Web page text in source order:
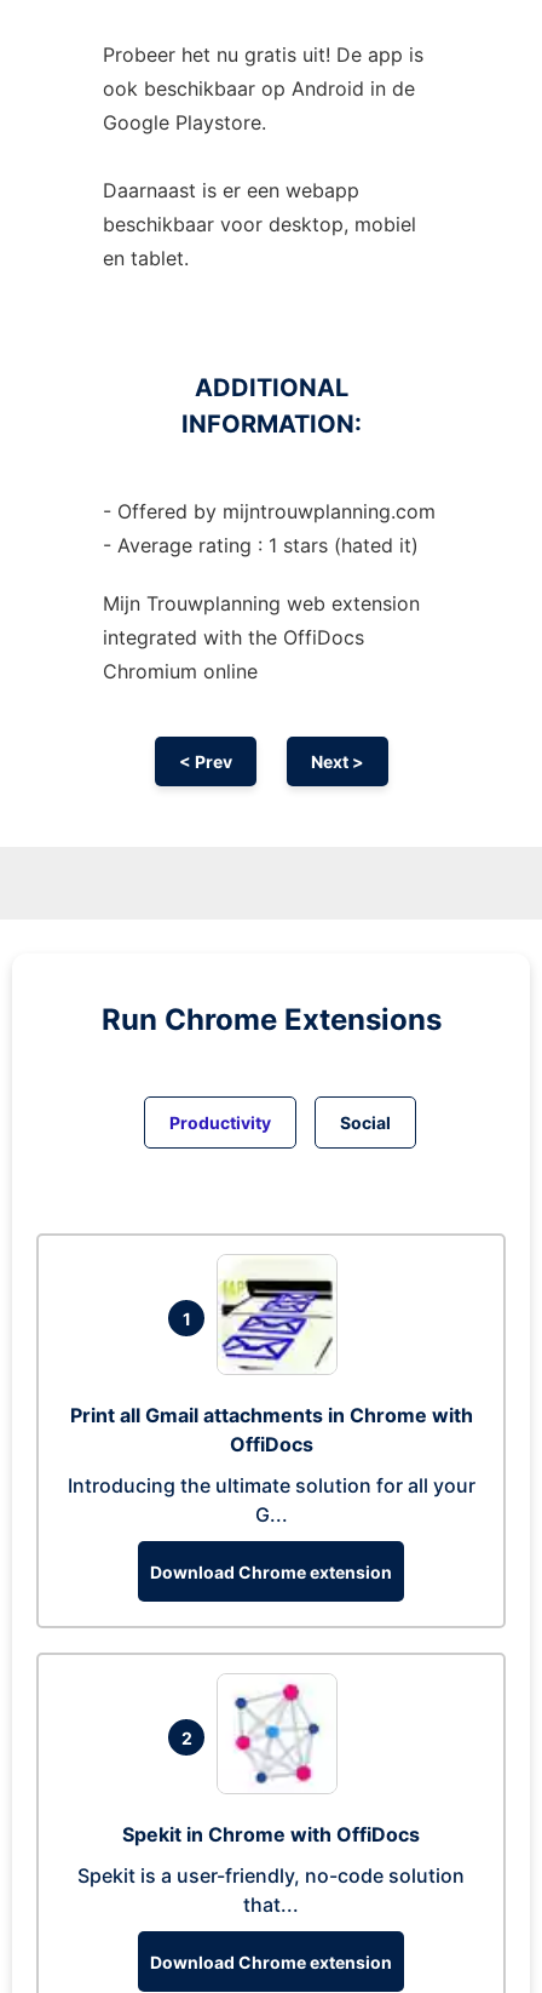
Probeer het nu gratis uit! De app is
ook beschikbaar op Android in de
Google Playstore.
Daarnaast is er een webapp
beschikbaar voor desktop, mobiel
en tablet.
ADDITIONAL
INFORMATION:
- Offered by mijntrouwplanning.com
- Average rating : 1 stars (hated it)
Mijn Trouwplanning web extension
integrated with the OffiDocs
Chromium online
< Prev Next >
Run Chrome Extensions
Productivity Social
1
Print all Gmail attachments in Chrome with
OffiDocs
Introducing the ultimate solution for all your
G...
Download Chrome extension
2
Spekit in Chrome with OffiDocs
Spekit is a user-friendly, no-code solution
that...
Download Chrome extension